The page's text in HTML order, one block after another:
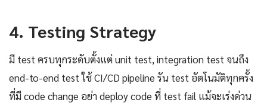
4. Testing Strategy
มี test ครบทุกระดับตั้งแต่ unit test, integration test จนถึง
end-to-end test ใช้ CI/CD pipeline รัน test อัตโนมัติทุกครั้ง
ที่มี code change อย่า deploy code ที่ test fail แม้จะเร่งด่วน